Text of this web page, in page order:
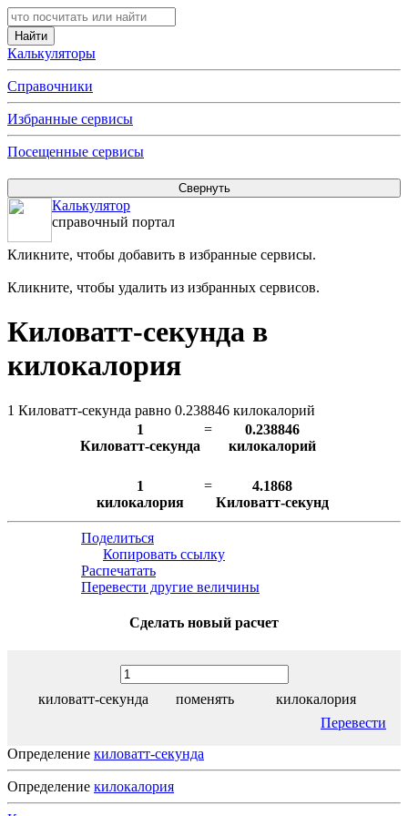
Калькуляторы
Справочники
Избранные сервисы
Посещенные сервисы
Калькулятор
справочный портал
Кликните, чтобы добавить в избранные сервисы.
Кликните, чтобы удалить из избранных сервисов.
Киловатт-секунда в
килокалория
1 Киловатт-секунда равно 0.238846 килокалорий
1
Киловатт-секунда
=
0.238846
килокалорий
1
килокалория
=
4.1868
Киловатт-секунд
Поделиться
Копировать ссылку
Распечатать
Перевести другие величины
Сделать новый расчет
киловатт-секунда поменять
килокалория
Перевести
Определение киловатт-секунда
Определение килокалория